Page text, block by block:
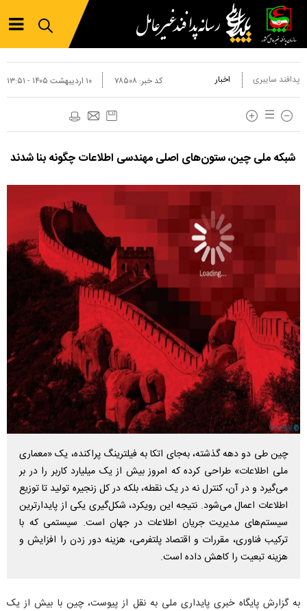
پدافند سایبری اخبار ۱۰ ارديبهشت ۱۴۰۵ - ۱۳:۵۱ کد خبر: ۷۸۵۰۸
شبکه ملی چین، ستون‌های اصلی مهندسی اطلاعات چگونه بنا شدند
چین طی دو دهه گذشته، به‌جای اتکا به فیلترینگ پراکنده، یک «معماری
ملی اطلاعات» طراحی کرده که امروز بیش از یک میلیارد کاربر را در بر
می‌گیرد و در آن، کنترل نه در یک نقطه، بلکه در کل زنجیره تولید تا توزیع
اطلاعات اعمال می‌شود. نتیجه این رویکرد، شکل‌گیری یکی از پایدارترین
سیستم‌های مدیریت جریان اطلاعات در جهان است. سیستمی که با
ترکیب فناوری، مقررات و اقتصاد پلتفرمی، هزینه دور زدن را افزایش و
هزینه تبعیت را کاهش داده است.
به گزارش پایگاه خبری پایداری ملی به نقل از پیوست، چین با بیش از یک